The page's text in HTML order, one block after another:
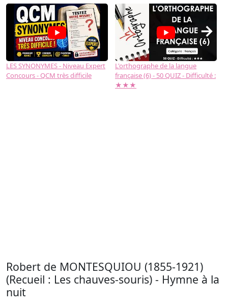
LES SYNONYMES - Niveau Expert
Concours - QCM très difficile
L'orthographe de la langue
française (6) - 50 QUIZ - Difficulté :
★★★
→
Robert de MONTESQUIOU (1855-1921)
(Recueil : Les chauves-souris) - Hymne à la
nuit